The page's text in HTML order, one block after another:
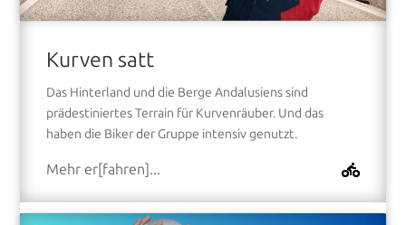
Kurven satt
Das Hinterland und die Berge Andalusiens sind
prädestiniertes Terrain für Kurvenräuber. Und das
haben die Biker der Gruppe intensiv genutzt.
Mehr er[fahren]...